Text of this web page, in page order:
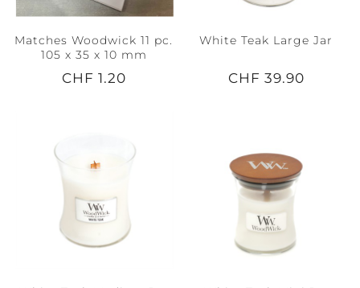
Matches Woodwick 11 pc.
105 x 35 x 10 mm
CHF 1.20
White Teak Large Jar
CHF 39.90